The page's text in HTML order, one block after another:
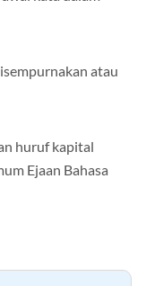
atau
huruf kapital
Ejaan Bahasa